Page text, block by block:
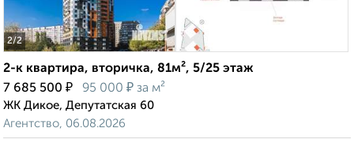
2/2
2-к квартира, вторичка, 81м², 5/25 этаж
7 685 500 ₽ 95 000 ₽ за м²
ЖК Дикое, Депутатская 60
Агентство, 06.08.2026